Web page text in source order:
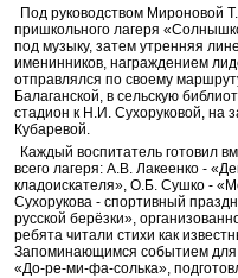
Под руководством Мироновой
пришкольного лагеря
под музыку, затем утренняя
именинников, награждением
отправлялся по своему
Балаганской, в сельскую
стадион к Н.И. Сухоруковой, на
Кубаревой.
Каждый воспитатель готовил
всего лагеря: А.В. Лакеенко -
кладоискателя», О.Б. Сушко -
Сухорукова - спортивный
русской берёзки»,
ребята читали стихи как
Запоминающимся событием для
«До-ре-ми-фа-солька»,